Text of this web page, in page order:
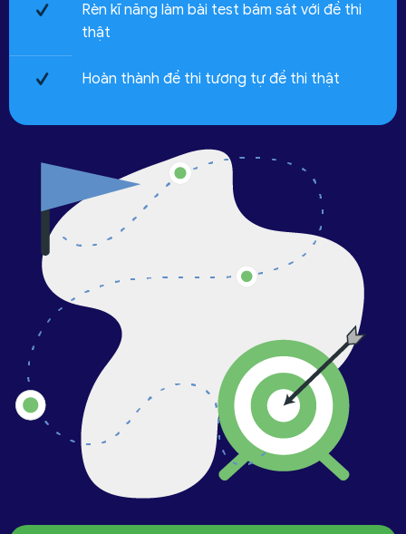
Rèn kĩ năng làm bài test bám sát với đề thi
thật
Hoàn thành đề thi tương tự đề thi thật